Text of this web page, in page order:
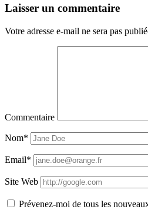
Laisser un commentaire
Votre adresse e-mail ne sera pas
Commentaire
Nom*
Email*
Site Web
Prévenez-moi de tous les